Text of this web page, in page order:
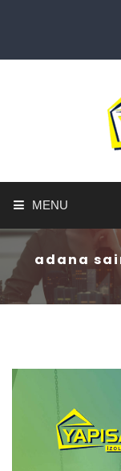
MENU
ANA SAYFA
HİZMETLER
BÖLGELER
adana